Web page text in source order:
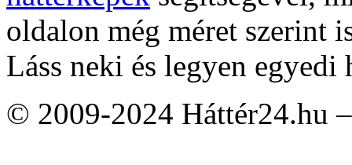
oldalon még méret szerint
Láss neki és legyen egyedi
© 2009-2024 Háttér24.hu